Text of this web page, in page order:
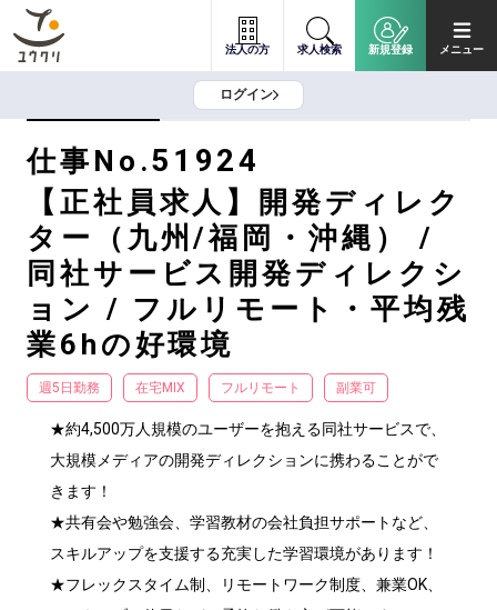
法人の方 求人検索 新規登録 メニュー
ログイン
仕事No.51924
【正社員求人】開発ディレク
ター（九州/福岡・沖縄） /
同社サービス開発ディレクシ
ョン / フルリモート・平均残
業6hの好環境
週5日勤務 在宅MIX フルリモート 副業可
★約4,500万人規模のユーザーを抱える同社サービスで、
大規模メディアの開発ディレクションに携わることがで
きます！
★共有会や勉強会、学習教材の会社負担サポートなど、
スキルアップを支援する充実した学習環境があります！
★フレックスタイム制、リモートワーク制度、兼業OK、